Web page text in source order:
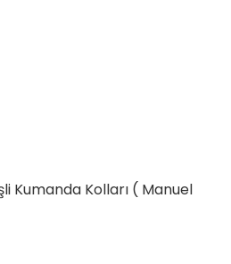
Kumanda Kolları ( Manuel